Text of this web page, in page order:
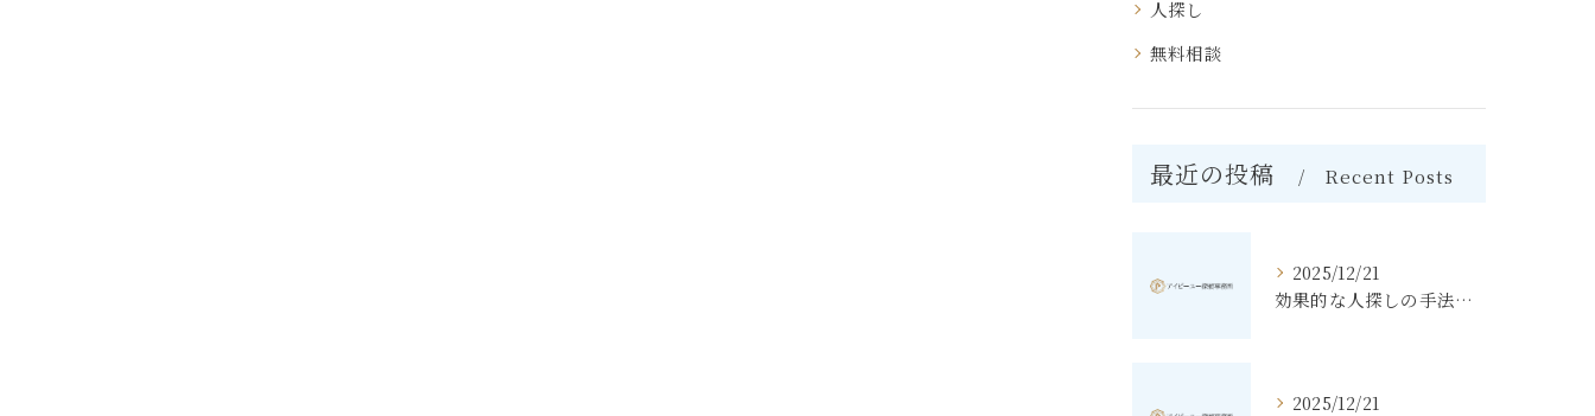
人探し
無料相談
最近の投稿 Recent Posts
2025/12/21
効果的な人探しの手法とその秘訣
2025/12/21